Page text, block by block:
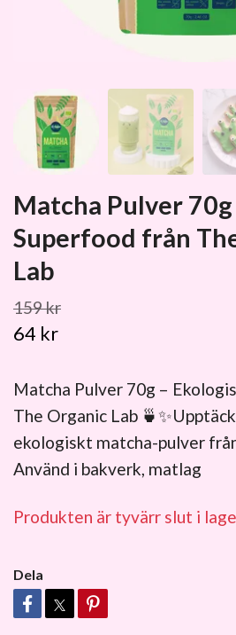
Matcha Pulver
Superfood från
Lab
159 kr
64 kr
Matcha Pulver 70g –
The Organic Lab
ekologiskt matcha-pulver
Använd i bakverk, matlag
Produkten är tyvärr slut i
Dela